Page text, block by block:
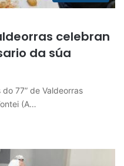
celebran
da súa
77” de Valdeorras
(A…